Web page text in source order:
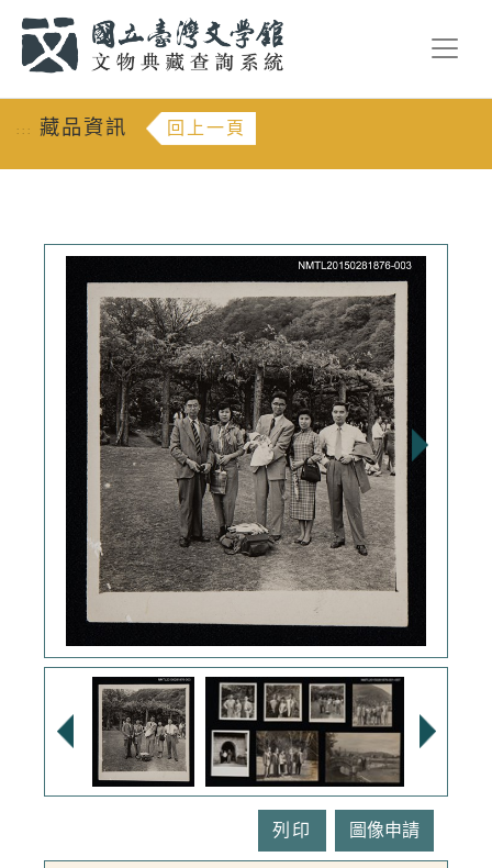
::: 藏品資訊 回上一頁
列印